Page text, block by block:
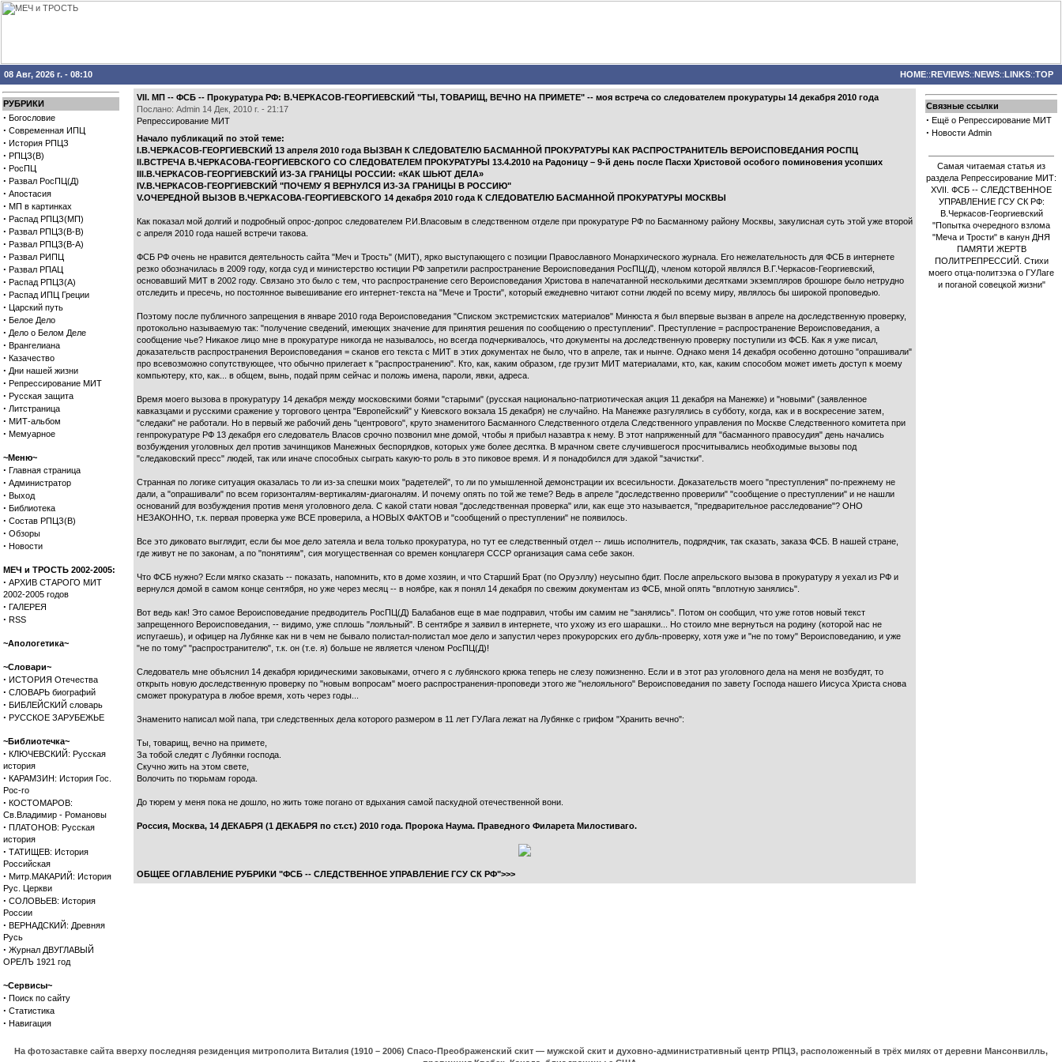
08 Авг, 2026 г. - 08:10 HOME::REVIEWS::NEWS::LINKS::TOP
РУБРИКИ
· Богословие
· Современная ИПЦ
· История РПЦЗ
· РПЦЗ(В)
· РосПЦ
· Развал РосПЦ(Д)
· Апостасия
· МП в картинках
· Распад РПЦЗ(МП)
· Развал РПЦЗ(В-В)
· Развал РПЦЗ(В-А)
· Развал РИПЦ
· Развал РПАЦ
· Распад РПЦЗ(А)
· Распад ИПЦ Греции
· Царский путь
· Белое Дело
· Дело о Белом Деле
· Врангелиана
· Казачество
· Дни нашей жизни
· Репрессирование МИТ
· Русская защита
· Литстраница
· МИТ-альбом
· Мемуарное
~Меню~
· Главная страница
· Администратор
· Выход
· Библиотека
· Состав РПЦЗ(В)
· Обзоры
· Новости
МЕЧ и ТРОСТЬ 2002-2005:
· АРХИВ СТАРОГО МИТ
2002-2005 годов
· ГАЛЕРЕЯ
· RSS
~Апологетика~
~Словари~
· ИСТОРИЯ Отечества
· СЛОВАРЬ биографий
· БИБЛЕЙСКИЙ словарь
· РУССКОЕ ЗАРУБЕЖЬЕ
~Библиотечка~
· КЛЮЧЕВСКИЙ: Русская
история
· КАРАМЗИН: История Гос.
Рос-го
· КОСТОМАРОВ:
Св.Владимир - Романовы
· ПЛАТОНОВ: Русская
история
· ТАТИЩЕВ: История
Российская
· Митр.МАКАРИЙ: История
Рус. Церкви
· СОЛОВЬЕВ: История
России
· ВЕРНАДСКИЙ: Древняя
Русь
· Журнал ДВУГЛАВЫЙ
ОРЕЛЪ 1921 год
~Сервисы~
· Поиск по сайту
· Статистика
· Навигация
VII. МП -- ФСБ -- Прокуратура РФ: В.ЧЕРКАСОВ-ГЕОРГИЕВСКИЙ "ТЫ, ТОВАРИЩ, ВЕЧНО НА ПРИМЕТЕ" -- моя встреча со следователем прокуратуры 14 декабря 2010 года
Послано: Admin 14 Дек, 2010 г. - 21:17
Репрессирование МИТ
Начало публикаций по этой теме:
I.В.ЧЕРКАСОВ-ГЕОРГИЕВСКИЙ 13 апреля 2010 года ВЫЗВАН К СЛЕДОВАТЕЛЮ БАСМАННОЙ ПРОКУРАТУРЫ КАК РАСПРОСТРАНИТЕЛЬ ВЕРОИСПОВЕДАНИЯ РОСПЦ
II.ВСТРЕЧА В.ЧЕРКАСОВА-ГЕОРГИЕВСКОГО СО СЛЕДОВАТЕЛЕМ ПРОКУРАТУРЫ 13.4.2010 на Радоницу – 9-й день после Пасхи Христовой особого поминовения усопших
III.В.ЧЕРКАСОВ-ГЕОРГИЕВСКИЙ ИЗ-ЗА ГРАНИЦЫ РОССИИ: «КАК ШЬЮТ ДЕЛА»
IV.В.ЧЕРКАСОВ-ГЕОРГИЕВСКИЙ "ПОЧЕМУ Я ВЕРНУЛСЯ ИЗ-ЗА ГРАНИЦЫ В РОССИЮ"
V.ОЧЕРЕДНОЙ ВЫЗОВ В.ЧЕРКАСОВА-ГЕОРГИЕВСКОГО 14 декабря 2010 года К СЛЕДОВАТЕЛЮ БАСМАННОЙ ПРОКУРАТУРЫ МОСКВЫ
Как показал мой долгий и подробный опрос-допрос следователем Р.И.Власовым в следственном отделе при прокуратуре РФ по Басманному району Москвы, закулисная суть этой уже второй
с апреля 2010 года нашей встречи такова.
ФСБ РФ очень не нравится деятельность сайта "Меч и Трость" (МИТ), ярко выступающего с позиции Православного Монархического журнала. Его нежелательность для ФСБ в интернете
резко обозначилась в 2009 году, когда суд и министерство юстиции РФ запретили распространение Вероисповедания РосПЦ(Д), членом которой являлся В.Г.Черкасов-Георгиевский,
основавший МИТ в 2002 году. Связано это было с тем, что распространение сего Вероисповедания Христова в напечатанной несколькими десятками экземпляров брошюре было нетрудно
отследить и пресечь, но постоянное вывешивание его интернет-текста на "Мече и Трости", который ежедневно читают сотни людей по всему миру, являлось бы широкой проповедью.
Поэтому после публичного запрещения в январе 2010 года Вероисповедания "Списком экстремистских материалов" Минюста я был впервые вызван в апреле на доследственную проверку,
протокольно называемую так: "получение сведений, имеющих значение для принятия решения по сообщению о преступлении". Преступление = распространение Вероисповедания, а
сообщение чье? Никакое лицо мне в прокуратуре никогда не называлось, но всегда подчеркивалось, что документы на доследственную проверку поступили из ФСБ. Как я уже писал,
доказательств распространения Вероисповедания = сканов его текста с МИТ в этих документах не было, что в апреле, так и нынче. Однако меня 14 декабря особенно дотошно "опрашивали"
про всевозможно сопутствующее, что обычно прилегает к "распространению". Кто, как, каким образом, где грузит МИТ материалами, кто, как, каким способом может иметь доступ к моему
компьютеру, кто, как... в общем, вынь, подай прям сейчас и положь имена, пароли, явки, адреса.
Время моего вызова в прокуратуру 14 декабря между московскими боями "старыми" (русская национально-патриотическая акция 11 декабря на Манежке) и "новыми" (заявленное
кавказцами и русскими сражение у торгового центра "Европейский" у Киевского вокзала 15 декабря) не случайно. На Манежке разгулялись в субботу, когда, как и в воскресение затем,
"следаки" не работали. Но в первый же рабочий день "центрового", круто знаменитого Басманного Следственного отдела Следственного управления по Москве Следственного комитета при
генпрокуратуре РФ 13 декабря его следователь Власов срочно позвонил мне домой, чтобы я прибыл назавтра к нему. В этот напряженный для "басманного правосудия" день начались
возбуждения уголовных дел против зачинщиков Манежных беспорядков, которых уже более десятка. В мрачном свете случившегося просчитывались необходимые вызовы под
"следаковский пресс" людей, так или иначе способных сыграть какую-то роль в это пиковое время. И я понадобился для эдакой "зачистки".
Странная по логике ситуация оказалась то ли из-за спешки моих "радетелей", то ли по умышленной демонстрации их всесильности. Доказательств моего "преступления" по-прежнему не
дали, а "опрашивали" по всем горизонталям-вертикалям-диагоналям. И почему опять по той же теме? Ведь в апреле "доследственно проверили" "сообщение о преступлении" и не нашли
оснований для возбуждения против меня уголовного дела. С какой стати новая "доследственная проверка" или, как еще это называется, "предварительное расследование"? ОНО
НЕЗАКОННО, т.к. первая проверка уже ВСЕ проверила, а НОВЫХ ФАКТОВ и "сообщений о преступлении" не появилось.
Все это диковато выглядит, если бы мое дело затеяла и вела только прокуратура, но тут ее следственный отдел -- лишь исполнитель, подрядчик, так сказать, заказа ФСБ. В нашей стране,
где живут не по законам, а по "понятиям", сия могущественная со времен концлагеря СССР организация сама себе закон.
Что ФСБ нужно? Если мягко сказать -- показать, напомнить, кто в доме хозяин, и что Старший Брат (по Оруэллу) неусыпно бдит. После апрельского вызова в прокуратуру я уехал из РФ и
вернулся домой в самом конце сентября, но уже через месяц -- в ноябре, как я понял 14 декабря по свежим документам из ФСБ, мной опять "вплотную занялись".
Вот ведь как! Это самое Вероисповедание предводитель РосПЦ(Д) Балабанов еще в мае подправил, чтобы им самим не "занялись". Потом он сообщил, что уже готов новый текст
запрещенного Вероисповедания, -- видимо, уже сплошь "лояльный". В сентябре я заявил в интернете, что ухожу из его шарашки... Но стоило мне вернуться на родину (которой нас не
испугаешь), и офицер на Лубянке как ни в чем не бывало полистал-полистал мое дело и запустил через прокурорских его дубль-проверку, хотя уже и "не по тому" Вероисповеданию, и уже
"не по тому" "распространителю", т.к. он (т.е. я) больше не является членом РосПЦ(Д)!
Следователь мне объяснил 14 декабря юридическими заковыками, отчего я с лубянского крюка теперь не слезу пожизненно. Если и в этот раз уголовного дела на меня не возбудят, то
открыть новую доследственную проверку по "новым вопросам" моего распространения-проповеди этого же "нелояльного" Вероисповедания по завету Господа нашего Иисуса Христа снова
сможет прокуратура в любое время, хоть через годы...
Знаменито написал мой папа, три следственных дела которого размером в 11 лет ГУЛага лежат на Лубянке с грифом "Хранить вечно":
Ты, товарищ, вечно на примете,
За тобой следят с Лубянки господа.
Скучно жить на этом свете,
Волочить по тюрьмам города.
До тюрем у меня пока не дошло, но жить тоже погано от вдыхания самой паскудной отечественной вони.
Россия, Москва, 14 ДЕКАБРЯ (1 ДЕКАБРЯ по ст.ст.) 2010 года. Пророка Наума. Праведного Филарета Милостиваго.
ОБЩЕЕ ОГЛАВЛЕНИЕ РУБРИКИ "ФСБ -- СЛЕДСТВЕННОЕ УПРАВЛЕНИЕ ГСУ СК РФ">>>
Связные ссылки
· Ещё о Репрессирование МИТ
· Новости Admin
Самая читаемая статья из
раздела Репрессирование МИТ:
XVII. ФСБ -- СЛЕДСТВЕННОЕ
УПРАВЛЕНИЕ ГСУ СК РФ:
В.Черкасов-Георгиевский
"Попытка очередного взлома
"Меча и Трости" в канун ДНЯ
ПАМЯТИ ЖЕРТВ
ПОЛИТРЕПРЕССИЙ. Стихи
моего отца-политзэка о ГУЛаге
и поганой совецкой жизни"
На фотозаставке сайта вверху последняя резиденция митрополита Виталия (1910 – 2006) Спасо-Преображенский скит — мужской скит и духовно-административный центр РПЦЗ, расположенный в трёх милях от деревни Мансонвилль,